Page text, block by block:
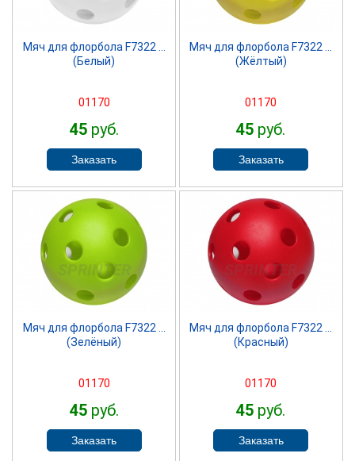
Мяч для флорбола F7322 ...
(Белый)
01170
45руб.
Мяч для флорбола F7322 ...
(Жёлтый)
01170
45 руб.
SPRINTER
Мяч для флорбола F7322 ...
(Зелёный)
01170
45руб.
SPRINTER
Мяч для флорбола F7322 ...
(Красный)
01170
45 руб.